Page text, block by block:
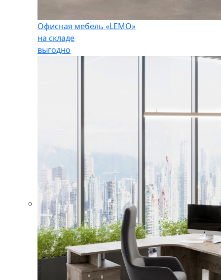
Офисная мебель «LEMO»
на складе
выгодно